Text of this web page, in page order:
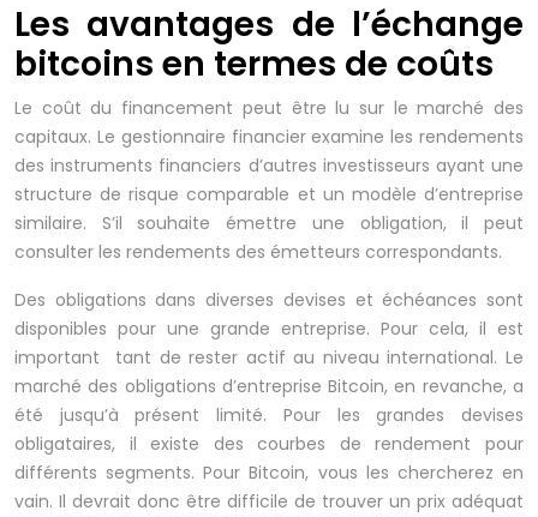
Les avantages de l’échange
bitcoins en termes de coûts
Le coût du financement peut être lu sur le marché des
capitaux. Le gestionnaire financier examine les rendements
des instruments financiers d’autres investisseurs ayant une
structure de risque comparable et un modèle d’entreprise
similaire. S’il souhaite émettre une obligation, il peut
consulter les rendements des émetteurs correspondants.
Des obligations dans diverses devises et échéances sont
disponibles pour une grande entreprise. Pour cela, il est
important tant de rester actif au niveau international. Le
marché des obligations d’entreprise Bitcoin, en revanche, a
été jusqu’à présent limité. Pour les grandes devises
obligataires, il existe des courbes de rendement pour
différents segments. Pour Bitcoin, vous les chercherez en
vain. Il devrait donc être difficile de trouver un prix adéquat